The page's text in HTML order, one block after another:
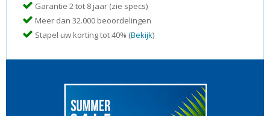
Garantie 2 tot 8 jaar (zie specs)
Meer dan 32.000 beoordelingen
Stapel uw korting tot 40% (Bekijk)